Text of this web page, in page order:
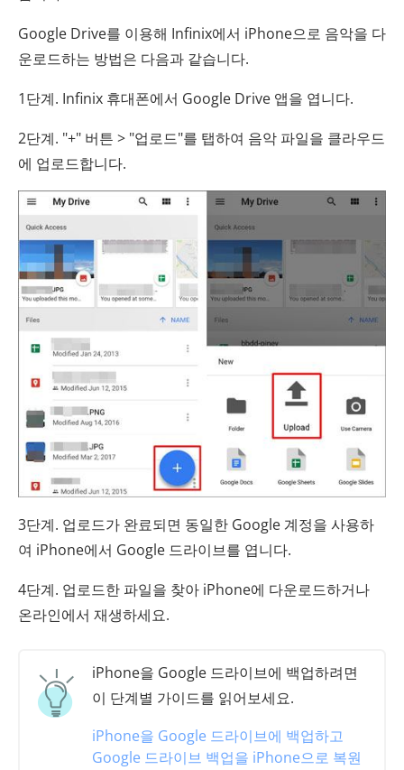
Google Drive를 이용해 Infinix에서 iPhone으로 음악을 다
운로드하는 방법은 다음과 같습니다.
1단계. Infinix 휴대폰에서 Google Drive 앱을 엽니다.
2단계. "+" 버튼 > "업로드"를 탭하여 음악 파일을 클라우드
에 업로드합니다.
3단계. 업로드가 완료되면 동일한 Google 계정을 사용하
여 iPhone에서 Google 드라이브를 엽니다.
4단계. 업로드한 파일을 찾아 iPhone에 다운로드하거나
온라인에서 재생하세요.
iPhone을 Google 드라이브에 백업하려면
이 단계별 가이드를 읽어보세요.
iPhone을 Google 드라이브에 백업하고
Google 드라이브 백업을 iPhone으로 복원